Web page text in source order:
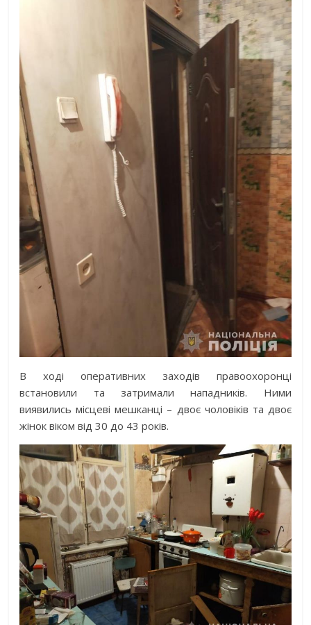
В ході оперативних заходів правоохоронці
встановили та затримали нападників. Ними
виявились місцеві мешканці – двоє чоловіків та двоє
жінок віком від 30 до 43 років.